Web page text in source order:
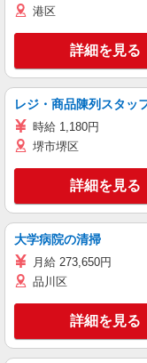
港区
詳細を見る
レジ・商品陳列スタッ
時給 1,180円
堺市堺区
詳細を見る
大学病院の清掃
月給 273,650円
品川区
詳細を見る